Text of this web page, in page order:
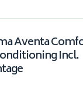
Aventa
Incl.